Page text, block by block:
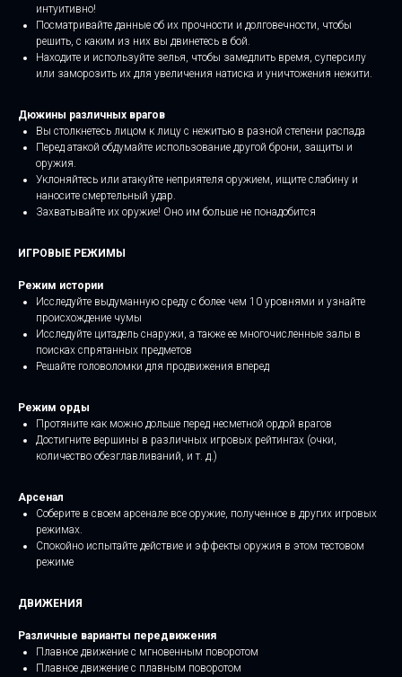
интуитивно!
Посматривайте данные об их прочности и долговечности, чтобы
решить, с каким из них вы двинетесь в бой.
Находите и используйте зелья, чтобы замедлить время, суперсилу
или заморозить их для увеличения натиска и уничтожения нежити.
Дюжины различных врагов
Вы столкнетесь лицом к лицу с нежитью в разной степени распада
Перед атакой обдумайте использование другой брони, защиты и
оружия.
Уклоняйтесь или атакуйте неприятеля оружием, ищите слабину и
наносите смертельный удар.
Захватывайте их оружие! Оно им больше не понадобится
ИГРОВЫЕ РЕЖИМЫ
Режим истории
Исследуйте выдуманную среду с более чем 10 уровнями и узнайте
происхождение чумы
Исследуйте цитадель снаружи, а также ее многочисленные залы в
поисках спрятанных предметов
Решайте головоломки для продвижения вперед
Режим орды
Протяните как можно дольше перед несметной ордой врагов
Достигните вершины в различных игровых рейтингах (очки,
количество обезглавливаний, и т. д.)
Арсенал
Соберите в своем арсенале все оружие, полученное в других игровых
режимах.
Спокойно испытайте действие и эффекты оружия в этом тестовом
режиме
ДВИЖЕНИЯ
Различные варианты передвижения
Плавное движение с мгновенным поворотом
Плавное движение с плавным поворотом